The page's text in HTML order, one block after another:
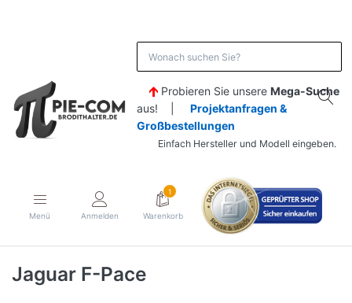
Probieren Sie unsere Mega-Suche
aus! | Projektanfragen &
Großbestellungen
Einfach Hersteller und Modell eingeben.
Menü Anmelden
1
Warenkorb
Jaguar F-Pace